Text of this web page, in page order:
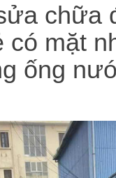
chữa
có mặt
ống